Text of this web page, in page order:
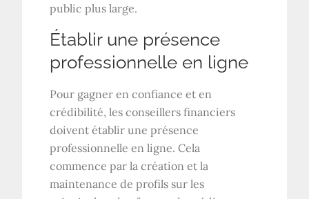
public plus large.
Établir une présence
professionnelle en ligne
Pour gagner en confiance et en
crédibilité, les conseillers financiers
doivent établir une présence
professionnelle en ligne. Cela
commence par la création et la
maintenance de profils sur les